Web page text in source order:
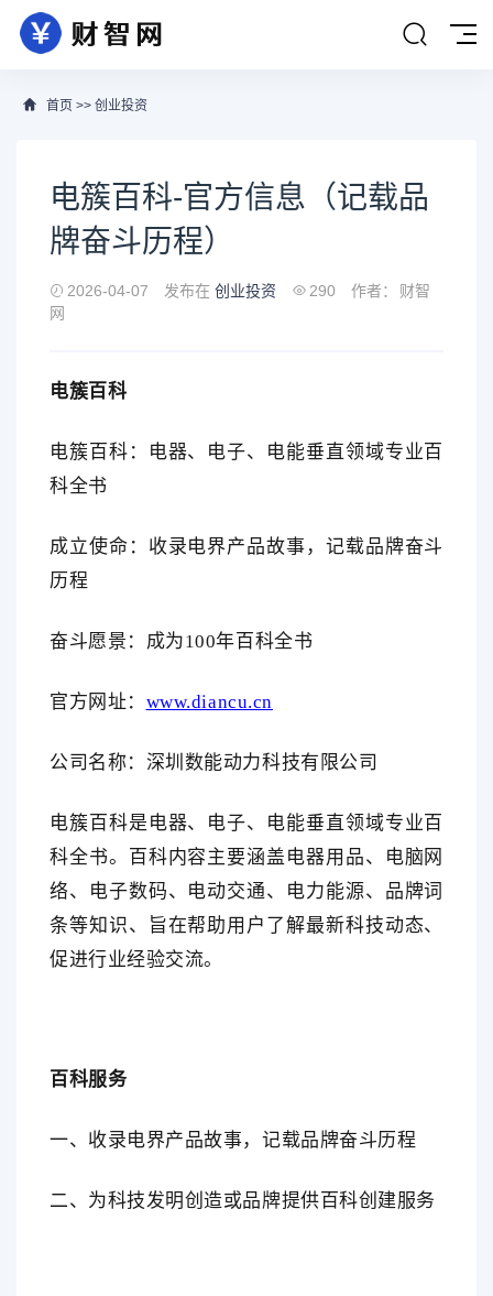
首页 >> 创业投资
电簇百科-官方信息（记载品
牌奋斗历程）
2026-04-07 发布在 创业投资 290 作者：
财智
网
电簇百科
电簇百科：电器、电子、电能垂直领域专业百
科全书
成立使命：收录电界产品故事，记载品牌奋斗
历程
奋斗愿景：成为100年百科全书
官方网址： www.diancu.cn
公司名称：深圳数能动力科技有限公司
电簇百科是电器、电子、电能垂直领域专业百
科全书。百科内容主要涵盖电器用品、电脑网
络、电子数码、电动交通、电力能源、品牌词
条等知识、旨在帮助用户了解最新科技动态、
促进行业经验交流。
百科服务
一、收录电界产品故事，记载品牌奋斗历程
二、为科技发明创造或品牌提供百科创建服务